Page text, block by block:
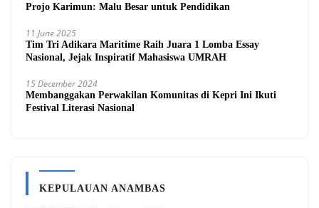
Projo Karimun: Malu Besar untuk Pendidikan
11 June 2025
Tim Tri Adikara Maritime Raih Juara 1 Lomba Essay
Nasional, Jejak Inspiratif Mahasiswa UMRAH
15 December 2024
Membanggakan Perwakilan Komunitas di Kepri Ini Ikuti
Festival Literasi Nasional
KEPULAUAN ANAMBAS